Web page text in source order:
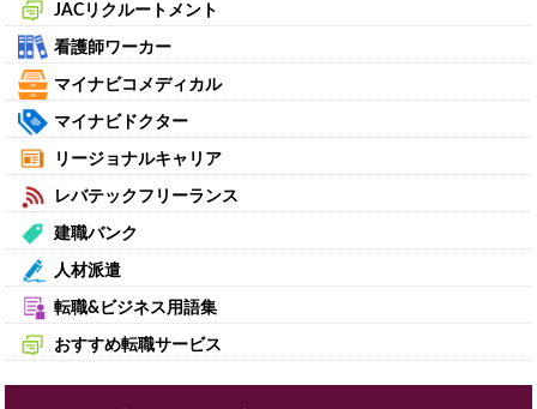
JACリクルートメント
看護師ワーカー
マイナビコメディカル
マイナビドクター
リージョナルキャリア
レバテックフリーランス
建職バンク
人材派遣
転職&ビジネス用語集
おすすめ転職サービス